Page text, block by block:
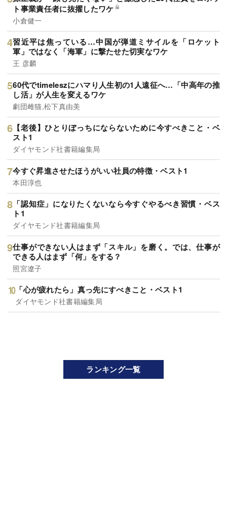
ト事業責任者に抜擢したワケ
小倉健一
習近平は焦っている…中国が弾道ミサイルを「ロケット
軍」ではなく「海軍」に撃たせた切実なワケ
王 彦麟
60代でtimeleszにハマり人生初の1人遠征へ…「中高年の推
し活」が人生を変えるワケ
劇団雌猫,松下真由美
【老後】ひとりぼっちにならないために今すべきこと・ベ
スト1
ダイヤモンド社書籍編集局
今すぐ昇進させたほうがいい社員の特徴・ベスト1
本田淳也
「認知症」になりたくないなら今すぐやるべき習慣・ベス
ト1
ダイヤモンド社書籍編集局
仕事ができない人はまず「スキル」を磨く。では、仕事が
できる人はまず「何」をする？
照宮遼子
「心が疲れたら」真っ先にすべきこと・ベスト1
ダイヤモンド社書籍編集局
ランキング一覧